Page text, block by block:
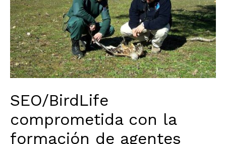
SEO/BirdLife
comprometida con la
formación de agentes